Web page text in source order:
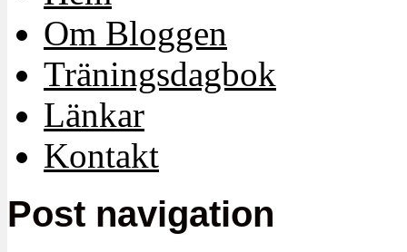
Om Bloggen
Träningsdagbok
Länkar
Kontakt
Post navigation